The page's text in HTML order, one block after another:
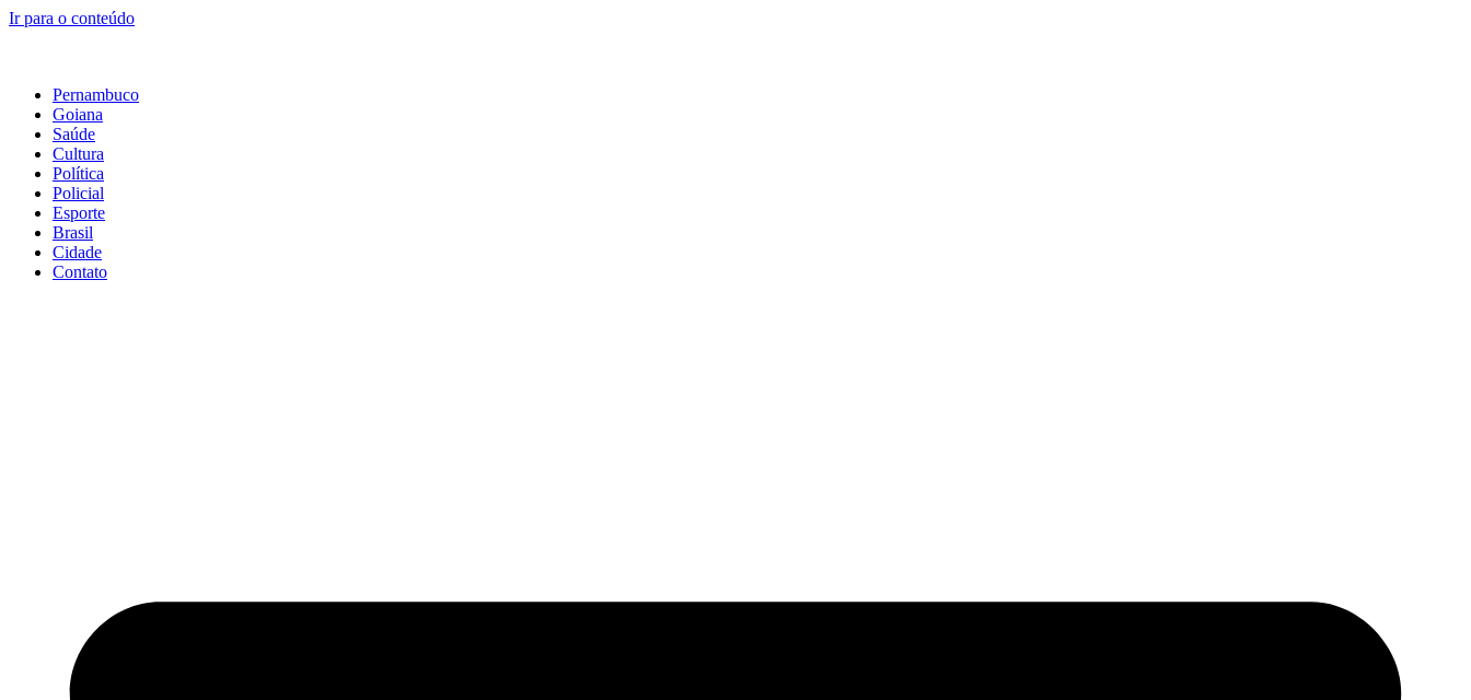
Ir para o conteúdo
Pernambuco
Goiana
Saúde
Cultura
Política
Policial
Esporte
Brasil
Cidade
Contato